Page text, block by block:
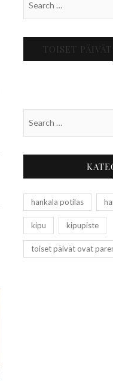
TOISET
hankala potilas
kipu kipupiste
toiset päivät ovat